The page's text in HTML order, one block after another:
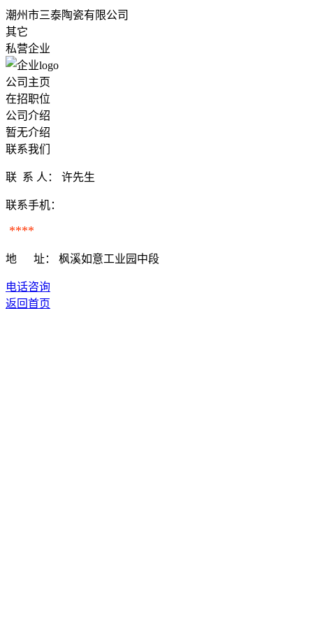
潮州市三泰陶瓷有限公司
其它
私营企业
公司主页
在招职位
公司介绍
暂无介绍
联系我们
联 系 人： 许先生
联系手机：
****
地 址： 枫溪如意工业园中段
电话咨询
返回首页